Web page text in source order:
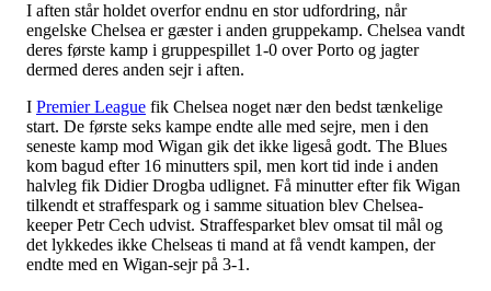
I aften står holdet overfor endnu en stor udfordring, når
engelske Chelsea er gæster i anden gruppekamp. Chelsea vandt
deres første kamp i gruppespillet 1-0 over Porto og jagter
dermed deres anden sejr i aften.
I Premier League fik Chelsea noget nær den bedst tænkelige
start. De første seks kampe endte alle med sejre, men i den
seneste kamp mod Wigan gik det ikke ligeså godt. The Blues
kom bagud efter 16 minutters spil, men kort tid inde i anden
halvleg fik Didier Drogba udlignet. Få minutter efter fik Wigan
tilkendt et straffespark og i samme situation blev Chelsea-
keeper Petr Cech udvist. Straffesparket blev omsat til mål og
det lykkedes ikke Chelseas ti mand at få vendt kampen, der
endte med en Wigan-sejr på 3-1.